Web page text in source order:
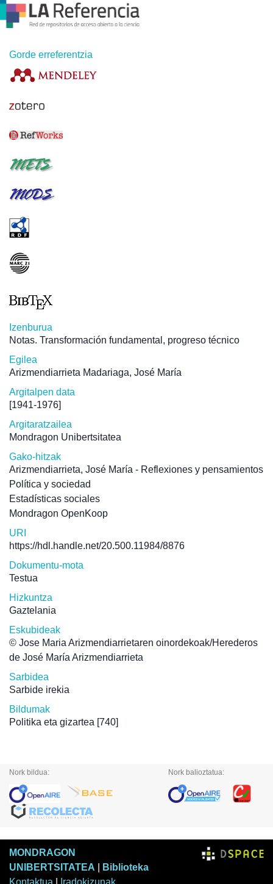
Gorde erreferentzia
Izenburua
Notas. Transformación fundamental, progreso técnico
Egilea
Arizmendiarrieta Madariaga, José María
Argitalpen data
[1941-1976]
Argitaratzailea
Mondragon Unibertsitatea
Gako-hitzak
Arizmendiarrieta, José María - Reflexiones y pensamientos
Política y sociedad
Estadísticas sociales
Mondragon OpenKoop
URI
https://hdl.handle.net/20.500.11984/8876
Dokumentu-mota
Testua
Hizkuntza
Gaztelania
Eskubideak
© Jose Maria Arizmendiarrietaren oinordekoak/Herederos
de José María Arizmendiarrieta
Sarbidea
Sarbide irekia
Bildumak
Politika eta gizartea [740]
Nork bildua: Nork balioztatua:
MONDRAGON
UNIBERTSITATEA
Biblioteka